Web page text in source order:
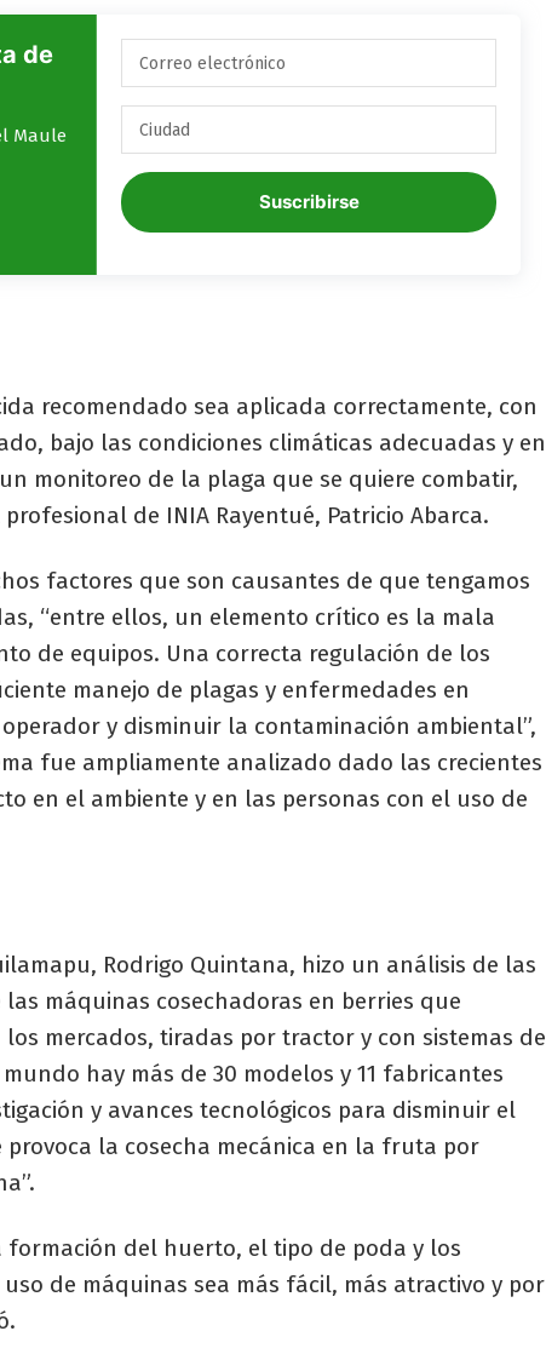
de
Maule
Suscribirse
recomendado sea aplicada correctamente, con
bajo las condiciones climáticas adecuadas y en
monitoreo de la plaga que se quiere combatir,
de INIA Rayentué, Patricio Abarca.
factores que son causantes de que tengamos
“entre ellos, un elemento crítico es la mala
de equipos. Una correcta regulación de los
manejo de plagas y enfermedades en
y disminuir la contaminación ambiental”,
fue ampliamente analizado dado las crecientes
en el ambiente y en las personas con el uso de
Rodrigo Quintana, hizo un análisis de las
máquinas cosechadoras en berries que
mercados, tiradas por tractor y con sistemas de
hay más de 30 modelos y 11 fabricantes
y avances tecnológicos para disminuir el
la cosecha mecánica en la fruta por
formación del huerto, el tipo de poda y los
de máquinas sea más fácil, más atractivo y por